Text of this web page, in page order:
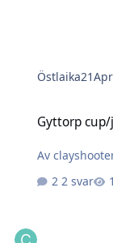
Östlaika21
Gyttorp
Av
2 svar